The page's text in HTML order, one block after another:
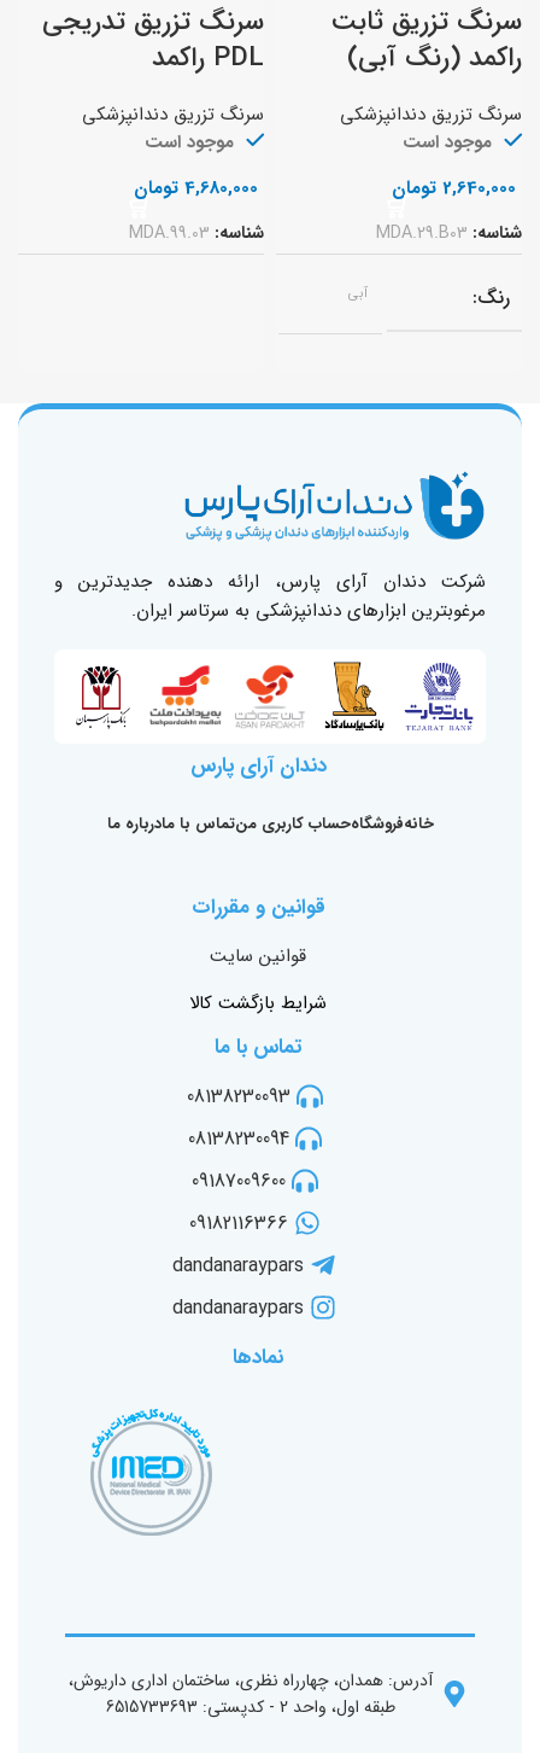
سرنگ تزریق ثابت
راکمد (رنگ آبی)
سرنگ تزریق دندانپزشکی
موجود است
2,640,000 تومان
شناسه: MDA.29.B03
رنگ آبی
سرنگ تزریق تدریجی
PDL راکمد
سرنگ تزریق دندانپزشکی
موجود است
4,680,000 تومان
شناسه: MDA.99.03
شرکت دندان آرای پارس، ارائه دهنده جدیدترین و
مرغوبترین ابزارهای دندانپزشکی به سرتاسر ایران.
دندان آرای پارس
خانهفروشگاهحساب کاربری منتماس با مادرباره ما
قوانین و مقررات
قوانین سایت
شرایط بازگشت کالا
تماس با ما
08138230093
08138230094
09187009600
09182116366
dandanaraypars
dandanaraypars
نمادها
آدرس: همدان، چهارراه نظری، ساختمان اداری داریوش،
طبقه اول، واحد 2 - کد‌پستی: 6515733693